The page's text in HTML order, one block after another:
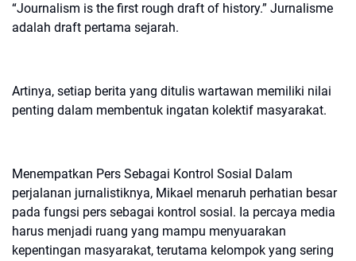
“Journalism is the first rough draft of history.” Jurnalisme
adalah draft pertama sejarah.
Artinya, setiap berita yang ditulis wartawan memiliki nilai
penting dalam membentuk ingatan kolektif masyarakat.
Menempatkan Pers Sebagai Kontrol Sosial Dalam
perjalanan jurnalistiknya, Mikael menaruh perhatian besar
pada fungsi pers sebagai kontrol sosial. Ia percaya media
harus menjadi ruang yang mampu menyuarakan
kepentingan masyarakat, terutama kelompok yang sering